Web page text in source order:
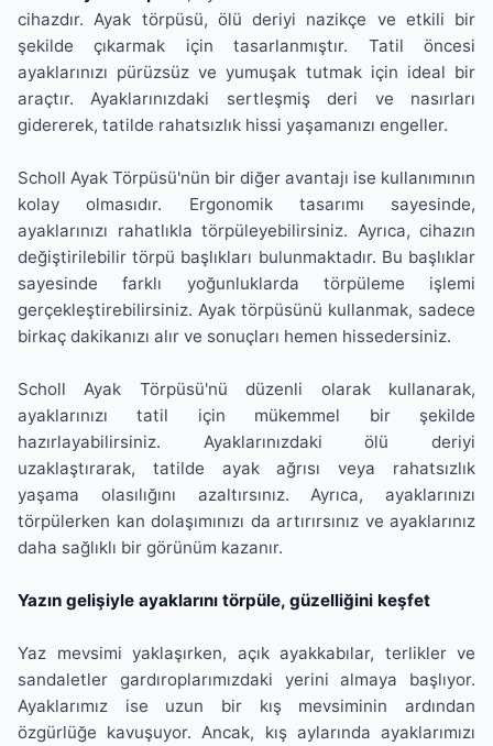
cihazdır. Ayak törpüsü, ölü deriyi nazikçe ve etkili bir
şekilde çıkarmak için tasarlanmıştır. Tatil öncesi
ayaklarınızı pürüzsüz ve yumuşak tutmak için ideal bir
araçtır. Ayaklarınızdaki sertleşmiş deri ve nasırları
gidererek, tatilde rahatsızlık hissi yaşamanızı engeller.
Scholl Ayak Törpüsü'nün bir diğer avantajı ise kullanımının
kolay olmasıdır. Ergonomik tasarımı sayesinde,
ayaklarınızı rahatlıkla törpüleyebilirsiniz. Ayrıca, cihazın
değiştirilebilir törpü başlıkları bulunmaktadır. Bu başlıklar
sayesinde farklı yoğunluklarda törpüleme işlemi
gerçekleştirebilirsiniz. Ayak törpüsünü kullanmak, sadece
birkaç dakikanızı alır ve sonuçları hemen hissedersiniz.
Scholl Ayak Törpüsü'nü düzenli olarak kullanarak,
ayaklarınızı tatil için mükemmel bir şekilde
hazırlayabilirsiniz. Ayaklarınızdaki ölü deriyi
uzaklaştırarak, tatilde ayak ağrısı veya rahatsızlık
yaşama olasılığını azaltırsınız. Ayrıca, ayaklarınızı
törpülerken kan dolaşımınızı da artırırsınız ve ayaklarınız
daha sağlıklı bir görünüm kazanır.
Yazın gelişiyle ayaklarını törpüle, güzelliğini keşfet
Yaz mevsimi yaklaşırken, açık ayakkabılar, terlikler ve
sandaletler gardıroplarımızdaki yerini almaya başlıyor.
Ayaklarımız ise uzun bir kış mevsiminin ardından
özgürlüğe kavuşuyor. Ancak, kış aylarında ayaklarımızı